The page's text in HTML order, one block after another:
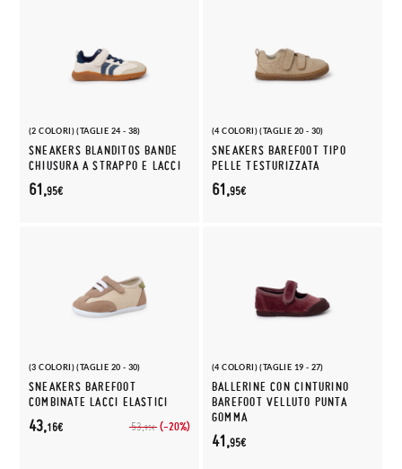
(2 COLORI) (TAGLIE 24 - 38)
SNEAKERS BLANDITOS BANDE
CHIUSURA A STRAPPO E LACCI
61,95€
(4 COLORI) (TAGLIE 20 - 30)
SNEAKERS BAREFOOT TIPO
PELLE TESTURIZZATA
61,95€
(3 COLORI) (TAGLIE 20 - 30)
SNEAKERS BAREFOOT
COMBINATE LACCI ELASTICI
53,95€ (-20%)
43,16€
(4 COLORI) (TAGLIE 19 - 27)
BALLERINE CON CINTURINO
BAREFOOT VELLUTO PUNTA
GOMMA
41,95€